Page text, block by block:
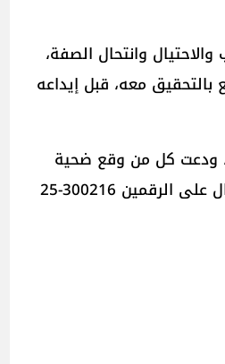
وانتحال الصفة،
معه، قبل إيداعه
ودعت كل من وقع ضحية
أعماله وتعرف إليه إلى الحضور إلى مركز مفرزة بيت الدين القضائية أو الاتصال على الرقمين 300216-25